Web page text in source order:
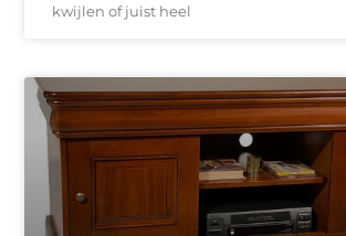
kwijlen of juist heel